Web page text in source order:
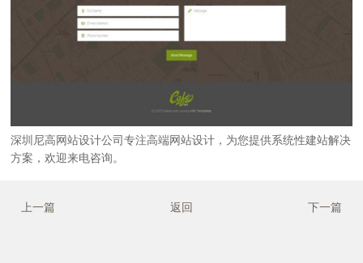
深圳尼高网站设计公司专注高端网站设计 ，为您提供系统性建站解决
方案，欢迎来电咨询。
上一篇 下一篇
返回